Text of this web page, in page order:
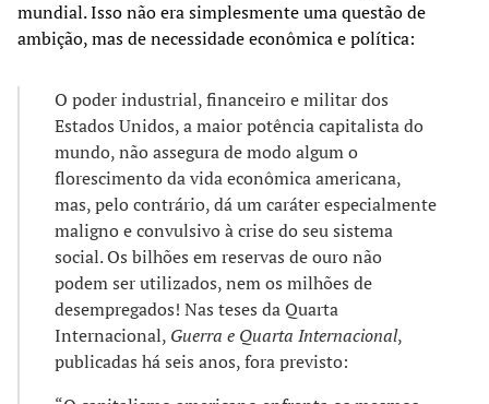
mundial. Isso não era simplesmente uma questão de
ambição, mas de necessidade econômica e política:
O poder industrial, financeiro e militar dos
Estados Unidos, a maior potência capitalista do
mundo, não assegura de modo algum o
florescimento da vida econômica americana,
mas, pelo contrário, dá um caráter especialmente
maligno e convulsivo à crise do seu sistema
social. Os bilhões em reservas de ouro não
podem ser utilizados, nem os milhões de
desempregados! Nas teses da Quarta
Internacional, Guerra e Quarta Internacional,
publicadas há seis anos, fora previsto: